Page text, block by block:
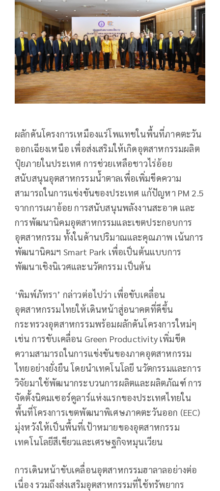
ผลักดันโครงการเหมืองแร่โพแทชในพื้นที่ภาคตะวัน
ออกเฉียงเหนือ เพื่อส่งเสริมให้เกิดอุตสาหกรรมผลิต
ปุ๋ยภายในประเทศ การช่วยเหลือชาวไร่อ้อย
สนับสนุนอุตสาหกรรมน้ำตาลเพื่อเพิ่มขีดความ
สามารถในการแข่งขันของประเทศ แก้ปัญหา PM 2.5
จากการเผาอ้อย การสนับสนุนพลังงานสะอาด และ
การพัฒนานิคมอุตสาหกรรมและเขตประกอบการ
อุตสาหกรรม ทั้งในด้านปริมาณและคุณภาพ เน้นการ
พัฒนานิคมฯ Smart Park เพื่อเป็นต้นแบบการ
พัฒนาเชิงนิเวศและนวัตกรรม เป็นต้น
‘พิมพ์ภัทรา’ กล่าวต่อไปว่า เพื่อขับเคลื่อน
อุตสาหกรรมไทยให้เดินหน้าสู่อนาคตที่ดีขึ้น
กระทรวงอุตสาหกรรมพร้อมผลักดันโครงการใหม่ๆ
เช่น การขับเคลื่อน Green Productivity เพิ่มขีด
ความสามารถในการแข่งขันของภาคอุตสาหกรรม
ไทยอย่างยั่งยืน โดยนำเทคโนโลยี นวัตกรรมและการ
วิจัยมาใช้พัฒนากระบวนการผลิตและผลิตภัณฑ์ การ
จัดตั้งนิคมเซอร์คูลาร์แห่งแรกของประเทศไทยใน
พื้นที่โครงการเขตพัฒนาพิเศษภาคตะวันออก (EEC)
มุ่งหวังให้เป็นพื้นที่เป้าหมายของอุตสาหกรรม
เทคโนโลยีสีเขียวและเศรษฐกิจหมุนเวียน
การเดินหน้าขับเคลื่อนอุตสาหกรรมฮาลาลอย่างต่อ
เนื่อง รวมถึงส่งเสริมอุตสาหกรรมที่ใช้ทรัพยากร